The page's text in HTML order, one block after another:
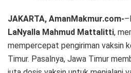
JAKARTA, AmanMakmur.com-
LaNyalla Mahmud Mattalitti,
mempercepat pengiriman vaksin
Timur. Pasalnya, Jawa Timur